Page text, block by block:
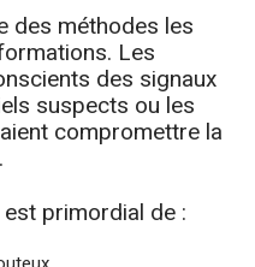
des méthodes les
Les
des signaux
suspects ou les
compromettre la
primordial de :